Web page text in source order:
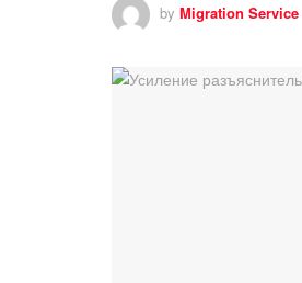
by Migration Service